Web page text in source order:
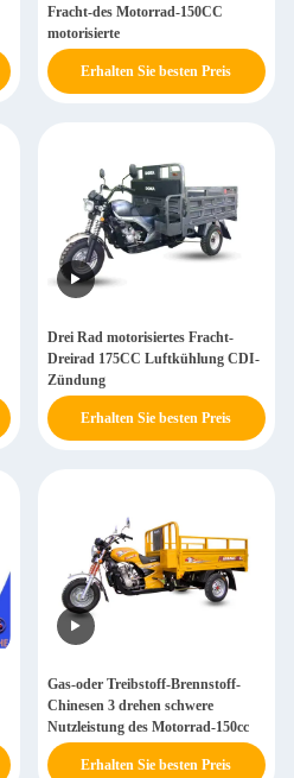
Fracht-des Motorrad-150CC
motorisierte
Erhalten Sie besten Preis
Drei Rad motorisiertes Fracht-
Dreirad 175CC Luftkühlung CDI-
Zündung
Erhalten Sie besten Preis
Gas-oder Treibstoff-Brennstoff-
Chinesen 3 drehen schwere
Nutzleistung des Motorrad-150cc
Erhalten Sie besten Preis